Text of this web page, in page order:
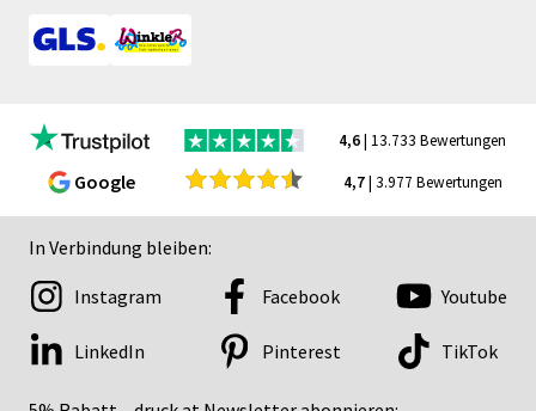
4,6| 13.733 Bewertungen
Google 4,7| 3.977 Bewertungen
In Verbindung bleiben:
Instagram Facebook Youtube
LinkedIn Pinterest TikTok